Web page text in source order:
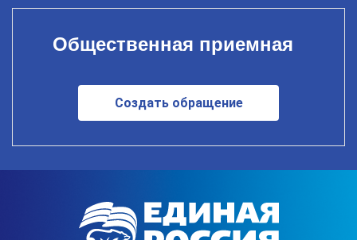
Общественная приемная
Создать обращение